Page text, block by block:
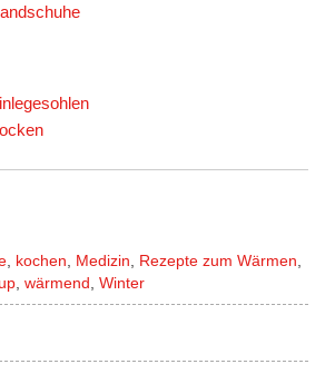
kochen Medizin Rezepte zum Wärmen
,wärmend ,Winter